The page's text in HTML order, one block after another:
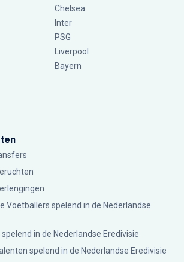
Chelsea
Inter
PSG
Liverpool
Bayern
Voetballers spelend in de Nederlandse
in de Nederlandse Eredivisie
spelend in de Nederlandse Eredivisie